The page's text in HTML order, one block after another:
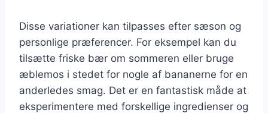
Disse variationer kan tilpasses efter sæson og
personlige præferencer. For eksempel kan du
tilsætte friske bær om sommeren eller bruge
æblemos i stedet for nogle af bananerne for en
anderledes smag. Det er en fantastisk måde at
eksperimentere med forskellige ingredienser og